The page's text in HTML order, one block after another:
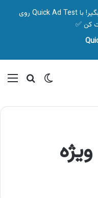
🎯 قبل از شروع کمپین، تصمیم درست بگیر! با Quick Ad Test روی
کن ✅
تغییر پوسته